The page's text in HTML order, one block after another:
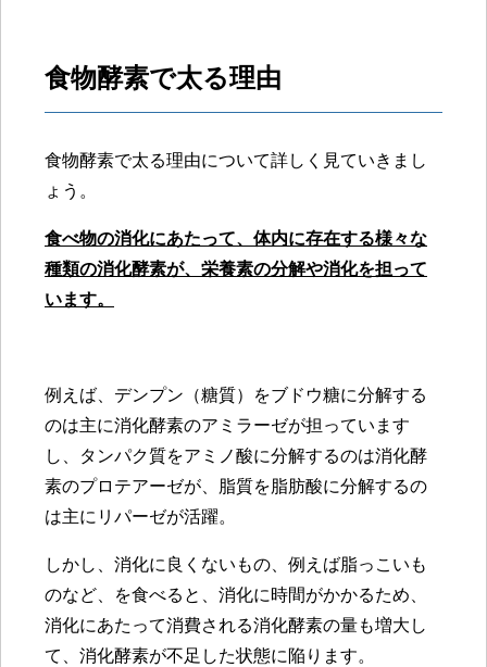
食物酵素で太る理由
食物酵素で太る理由について詳しく見ていきまし
ょう。
食べ物の消化にあたって、体内に存在する様々な
種類の消化酵素が、栄養素の分解や消化を担って
います。
例えば、デンプン（糖質）をブドウ糖に分解する
のは主に消化酵素のアミラーゼが担っています
し、タンパク質をアミノ酸に分解するのは消化酵
素のプロテアーゼが、脂質を脂肪酸に分解するの
は主にリパーゼが活躍。
しかし、消化に良くないもの、例えば脂っこいも
のなど、を食べると、消化に時間がかかるため、
消化にあたって消費される消化酵素の量も増大し
て、消化酵素が不足した状態に陥ります。